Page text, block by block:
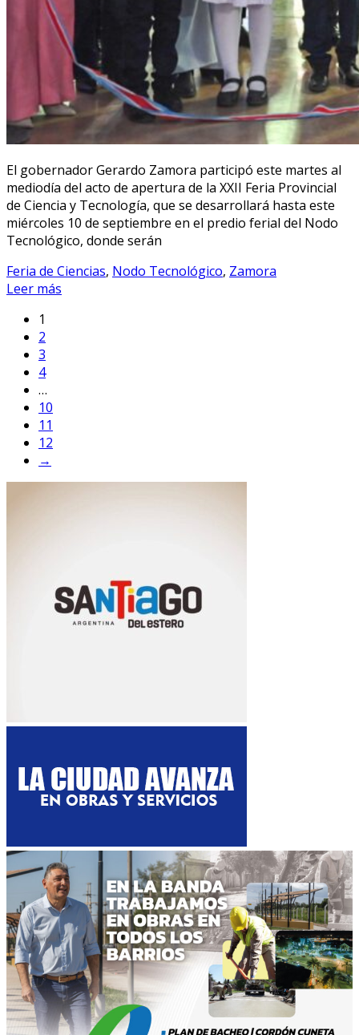
El gobernador Gerardo Zamora participó este martes al
mediodía del acto de apertura de la XXII Feria Provincial
de Ciencia y Tecnología, que se desarrollará hasta este
miércoles 10 de septiembre en el predio ferial del Nodo
Tecnológico, donde serán
Feria de Ciencias, Nodo Tecnológico, Zamora
Leer más
1
2
3
4
…
10
11
12
→